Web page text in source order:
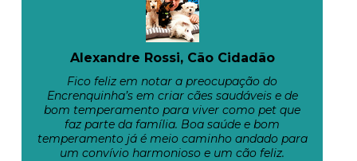
Alexandre Rossi, Cão Cidadão
Fico feliz em notar a preocupação do
Encrenquinha’s em criar cães saudáveis e de
bom temperamento para viver como pet que
faz parte da família. Boa saúde e bom
temperamento já é meio caminho andado para
um convívio harmonioso e um cão feliz.